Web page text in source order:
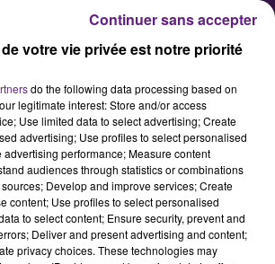
sur l’ouverture
du Zénith de
votre vie privée est notre priorité
do the following data processing based on
legitimate interest: Store and/or access
Use limited data to select advertising; Create
advertising; Use profiles to select personalised
performance; Measure content
audiences through statistics or combinations
Develop and improve services; Create
content; Use profiles to select personalised
to select content; Ensure security, prevent and
Deliver and present advertising and content;
privacy choices. These technologies may
Continuer sans accepter